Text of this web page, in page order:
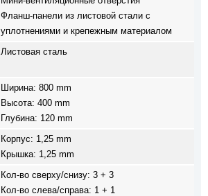
Фланш-панели из листовой стали с
уплотнениями и крепежным материалом
Листовая сталь
Ширина: 800 mm
Высота: 400 mm
Глубина: 120 mm
Корпус: 1,25 mm
Крышка: 1,25 mm
Кол-во сверху/снизу: 3 + 3
Кол-во слева/справа: 1 + 1